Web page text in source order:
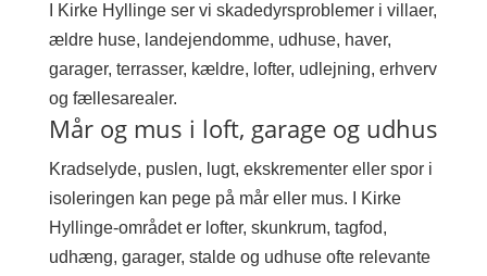
I Kirke Hyllinge ser vi skadedyrsproblemer i villaer,
ældre huse, landejendomme, udhuse, haver,
garager, terrasser, kældre, lofter, udlejning, erhverv
og fællesarealer.
Mår og mus i loft, garage og udhus
Kradselyde, puslen, lugt, ekskrementer eller spor i
isoleringen kan pege på mår eller mus. I Kirke
Hyllinge-området er lofter, skunkrum, tagfod,
udhæng, garager, stalde og udhuse ofte relevante